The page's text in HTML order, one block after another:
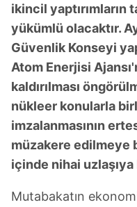
ikincil yaptırımların
yükümlü olacaktır.
Güvenlik Konseyi
Atom Enerjisi
kaldırılması
nükleer konularla
imzalanmasının
müzakere edilmeye
içinde nihai uzlaşıya
Mutabakatın